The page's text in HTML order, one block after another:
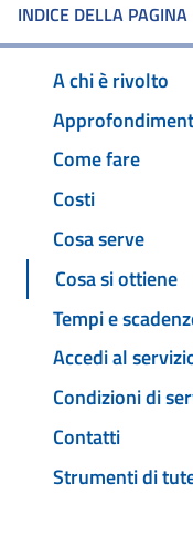
INDICE DELLA PAGINA
A chi è rivolto
Come fare
Costi
Cosa serve
Cosa si ottiene
Tempi e
Accedi al
Condizioni di
Contatti
Strumenti di